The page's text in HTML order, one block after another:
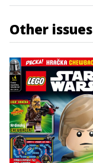
Other issues